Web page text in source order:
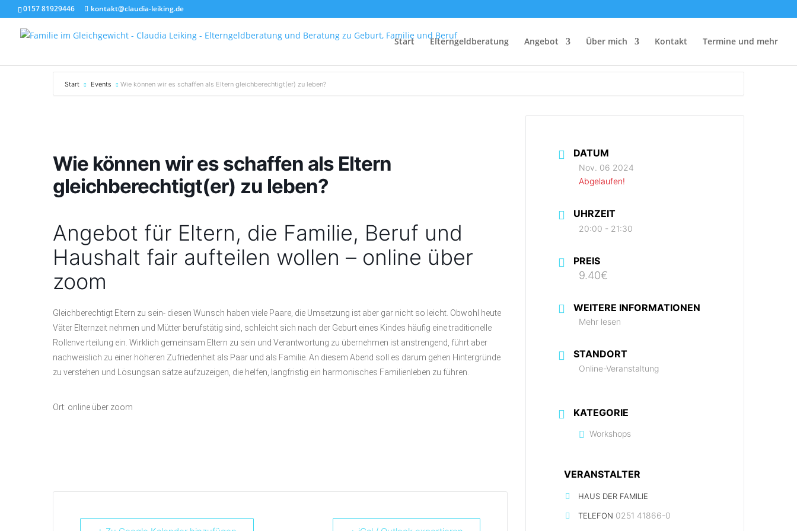
0157 81929446 kontakt@claudia-leiking.de
Start Elterngeldberatung Angebot Über mich Kontakt Termine und mehr
Start Events Wie können wir es schaffen als Eltern gleichberechtigt(er) zu leben?
Wie können wir es schaffen als Eltern
gleichberechtigt(er) zu leben?
Angebot für Eltern, die Familie, Beruf und
Haushalt fair aufteilen wollen – online über
zoom
Gleichberechtigt Eltern zu sein- diesen Wunsch haben viele Paare, die Umsetzung ist aber gar nicht so leicht. Obwohl heute
Väter Elternzeit nehmen und Mütter berufstätig sind, schleicht sich nach der Geburt eines Kindes häufig eine traditionelle
Rollenve rteilung ein. Wirklich gemeinsam Eltern zu sein und Verantwortung zu übernehmen ist anstrengend, führt aber
nachweislich zu einer höheren Zufriedenheit als Paar und als Familie. An diesem Abend soll es darum gehen Hintergründe
zu verstehen und Lösungsan sätze aufzuzeigen, die helfen, langfristig ein harmonisches Familienleben zu führen.
Ort: online über zoom
DATUM
Nov. 06 2024
Abgelaufen!
UHRZEIT
20:00 - 21:30
PREIS
9.40€
WEITERE INFORMATIONEN
Mehr lesen
STANDORT
Online-Veranstaltung
KATEGORIE
Workshops
VERANSTALTER
HAUS DER FAMILIE
TELEFON 0251 41866-0